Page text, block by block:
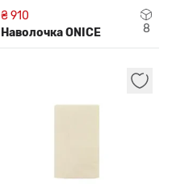
₴ 910
Наволочка ONICE
8